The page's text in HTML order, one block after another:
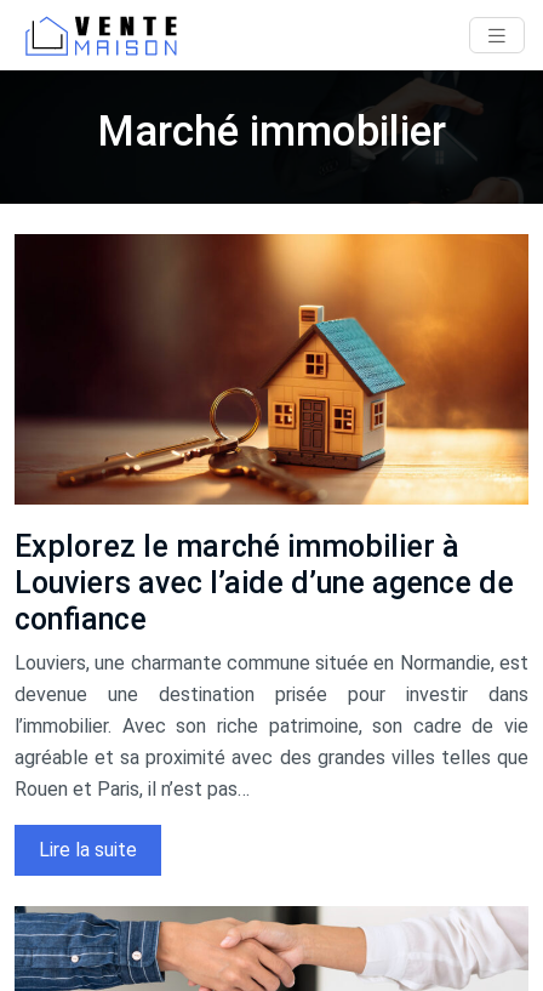
Marché immobilier
Explorez le marché immobilier à
Louviers avec l’aide d’une agence de
confiance
Louviers, une charmante commune située en Normandie, est
devenue une destination prisée pour investir dans
l’immobilier. Avec son riche patrimoine, son cadre de vie
agréable et sa proximité avec des grandes villes telles que
Rouen et Paris, il n’est pas…
Lire la suite